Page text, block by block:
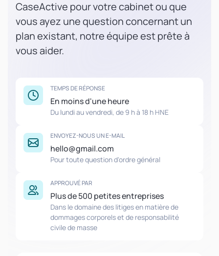
CaseActive pour votre cabinet ou que
vous ayez une question concernant un
plan existant, notre équipe est prête à
vous aider.
TEMPS DE RÉPONSE
En moins d'une heure
Du lundi au vendredi, de 9 h à 18 h HNE
ENVOYEZ-NOUS UN E-MAIL
hello@gmail.com
Pour toute question d'ordre général
APPROUVÉ PAR
Plus de 500 petites entreprises
Dans le domaine des litiges en matière de
dommages corporels et de responsabilité
civile de masse